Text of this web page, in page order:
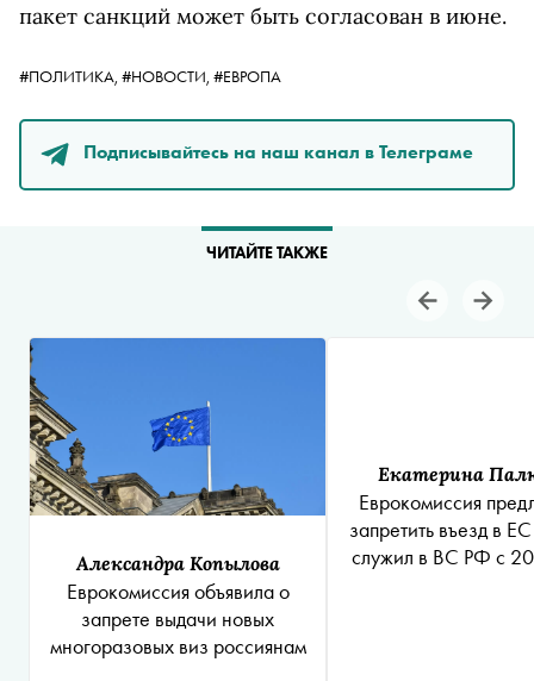
пакет санкций может быть согласован в июне.
#ПОЛИТИКА, #НОВОСТИ, #ЕВРОПА
Подписывайтесь на наш канал в Телеграме
ЧИТАЙТЕ ТАКЖЕ
Александра Копылова
Еврокомиссия объявила о
запрете выдачи новых
многоразовых виз россиянам
Екатерина
Еврокомиссия
запретить въезд в
служил в ВС РФ с